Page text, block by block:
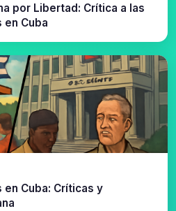
por Libertad: Crítica a las
en Cuba
en Cuba: Críticas y